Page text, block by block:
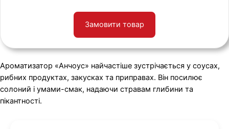
Замовити товар
Ароматизатор «Анчоус» найчастіше зустрічається у соусах,
рибних продуктах, закусках та приправах. Він посилює
солоний і умами-смак, надаючи стравам глибини та
пікантності.